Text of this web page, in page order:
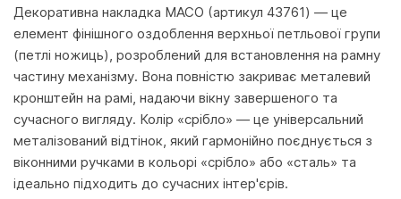
Декоративна накладка MACO (артикул 43761) — це
елемент фінішного оздоблення верхньої петльової групи
(петлі ножиць), розроблений для встановлення на рамну
частину механізму. Вона повністю закриває металевий
кронштейн на рамі, надаючи вікну завершеного та
сучасного вигляду. Колір «срібло» — це універсальний
металізований відтінок, який гармонійно поєднується з
віконними ручками в кольорі «срібло» або «сталь» та
ідеально підходить до сучасних інтер'єрів.